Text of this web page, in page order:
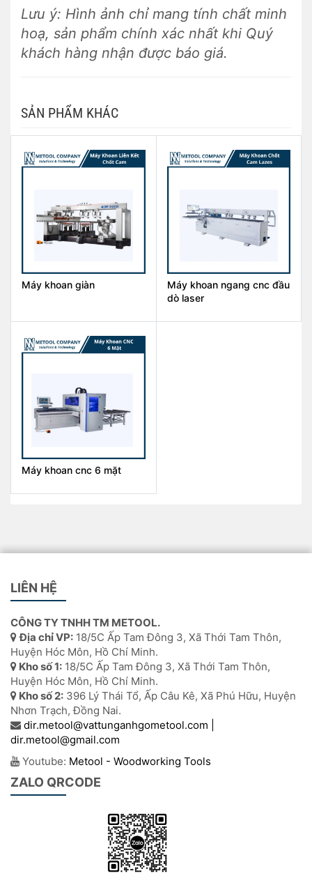
Lưu ý: Hình ảnh chỉ mang tính chất minh
hoạ, sản phẩm chính xác nhất khi Quý
khách hàng nhận được báo giá.
SẢN PHẨM KHÁC
Máy khoan giàn
Máy khoan ngang cnc đầu
dò laser
Máy khoan cnc 6 mặt
LIÊN HỆ
CÔNG TY TNHH TM METOOL.
Địa chỉ VP: 18/5C Ấp Tam Đông 3, Xã Thới Tam Thôn,
Huyện Hóc Môn, Hồ Chí Minh.
Kho số 1: 18/5C Ấp Tam Đông 3, Xã Thới Tam Thôn,
Huyện Hóc Môn, Hồ Chí Minh.
Kho số 2: 396 Lý Thái Tổ, Ấp Câu Kê, Xã Phú Hữu, Huyện
Nhơn Trạch, Đồng Nai.
dir.metool@vattunganhgometool.com |
dir.metool@gmail.com
Youtube: Metool - Woodworking Tools
ZALO QRCODE